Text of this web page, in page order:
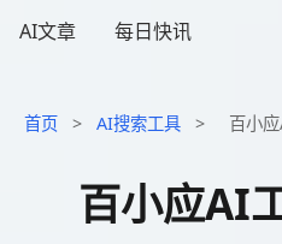
AI文章 每日快讯
首页 > AI搜索工具 > 百小
百小应AI